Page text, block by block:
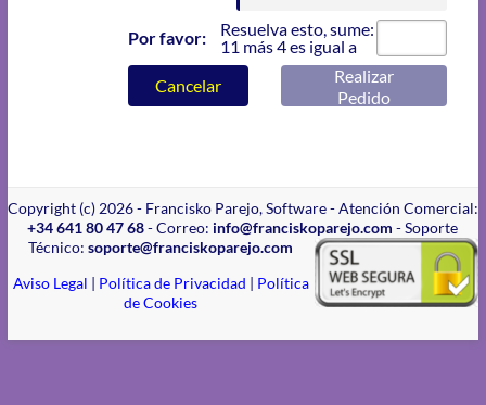
Por favor:
Resuelva esto, sume:
11 más 4 es igual a
Cancelar
Realizar
Pedido
Copyright (c) 2026 - Francisko Parejo, Software - Atención Comercial:
+34 641 80 47 68- Correo: info@franciskoparejo.com - Soporte
Técnico:soporte@franciskoparejo.com
Aviso Legal | Política de Privacidad | Política
de Cookies